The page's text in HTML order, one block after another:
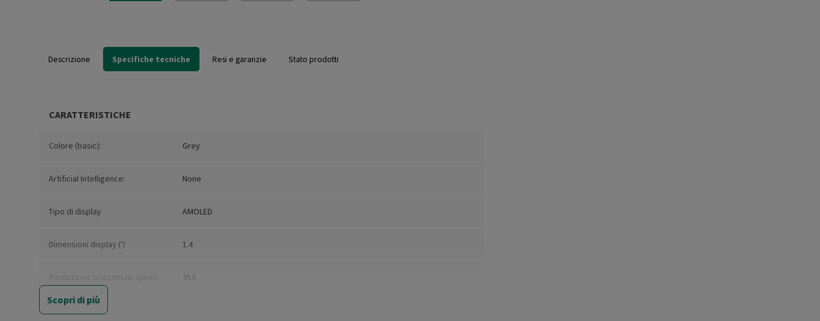
Descrizione Specifiche tecniche Resi e garanzie Stato prodotti
CARATTERISTICHE
Colore (basic): Grey
Artificial Intelligence: None
Tipo di display AMOLED
Dimensioni display (') 1.4
Risoluzione orizzontale (pixel) 454
Risoluzione verticale (pixel)
Scopri di più